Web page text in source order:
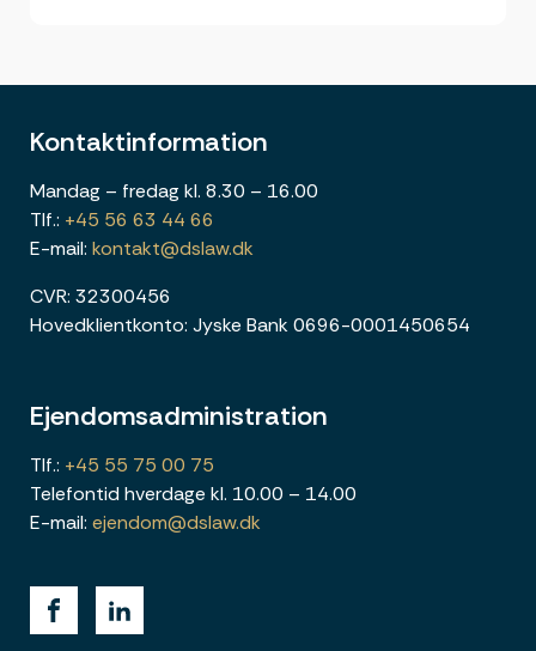
Kontaktinformation
Mandag – fredag kl. 8.30 – 16.00
Tlf.: +45 56 63 44 66
E-mail: kontakt@dslaw.dk
CVR: 32300456
Hovedklientkonto: Jyske Bank 0696-0001450654
Ejendomsadministration
Tlf.: +45 55 75 00 75
Telefontid hverdage kl. 10.00 – 14.00
E-mail: ejendom@dslaw.dk